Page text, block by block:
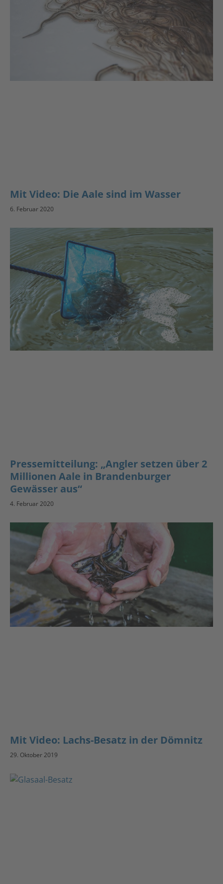
Mit Video: Die Aale sind im Wasser
6. Februar 2020
Pressemitteilung: „Angler setzen über 2
Millionen Aale in Brandenburger
Gewässer aus“
4. Februar 2020
Mit Video: Lachs-Besatz in der Dömnitz
29. Oktober 2019